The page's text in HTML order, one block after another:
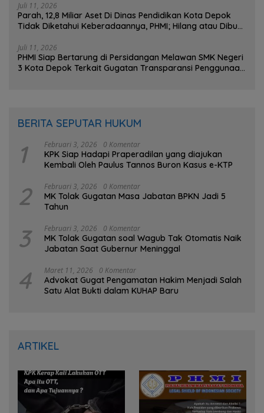
Juli 11, 2026
Parah, 12,8 Miliar Aset Di Dinas Pendidikan Kota Depok
Tidak Diketahui Keberadaannya, PHMI; Hilang atau Dibuat
Juli 11, 2026
PHMI Siap Bertarung di Persidangan Melawan SMK Negeri
3 Kota Depok Terkait Gugatan Transparansi Penggunaan
BERITA SEPUTAR HUKUM
1 Februari 3, 2026 0 Komentar
KPK Siap Hadapi Praperadilan yang diajukan
Kembali Oleh Paulus Tannos Buron Kasus e-KTP
2 Februari 3, 2026 0 Komentar
MK Tolak Gugatan Masa Jabatan BPKN Jadi 5
Tahun
3 Februari 3, 2026 0 Komentar
MK Tolak Gugatan soal Wagub Tak Otomatis Naik
Jabatan Saat Gubernur Meninggal
4 Maret 11, 2026 0 Komentar
Advokat Gugat Pengamatan Hakim Menjadi Salah
Satu Alat Bukti dalam KUHAP Baru
ARTIKEL